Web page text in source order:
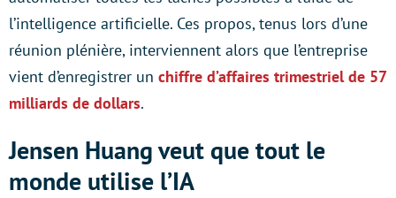
l’intelligence artificielle. Ces propos, tenus lors d’une
réunion plénière, interviennent alors que l’entreprise
vient d’enregistrer un chiffre d’affaires trimestriel de 57
milliards de dollars.
Jensen Huang veut que tout le
monde utilise l’IA